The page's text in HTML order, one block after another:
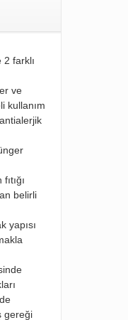
farklı
ve
kullanım
belirli
yapısı
gereği